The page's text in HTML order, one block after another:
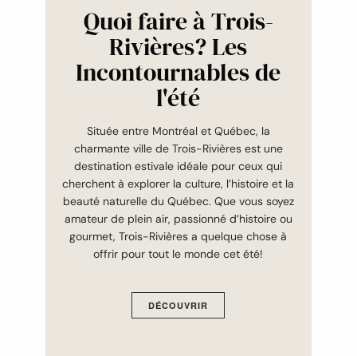
Quoi faire à Trois-
Rivières? Les
Incontournables de
l'été
Située entre Montréal et Québec, la
charmante ville de Trois-Rivières est une
destination estivale idéale pour ceux qui
cherchent à explorer la culture, l’histoire et la
beauté naturelle du Québec. Que vous soyez
amateur de plein air, passionné d’histoire ou
gourmet, Trois-Rivières a quelque chose à
offrir pour tout le monde cet été!
DÉCOUVRIR